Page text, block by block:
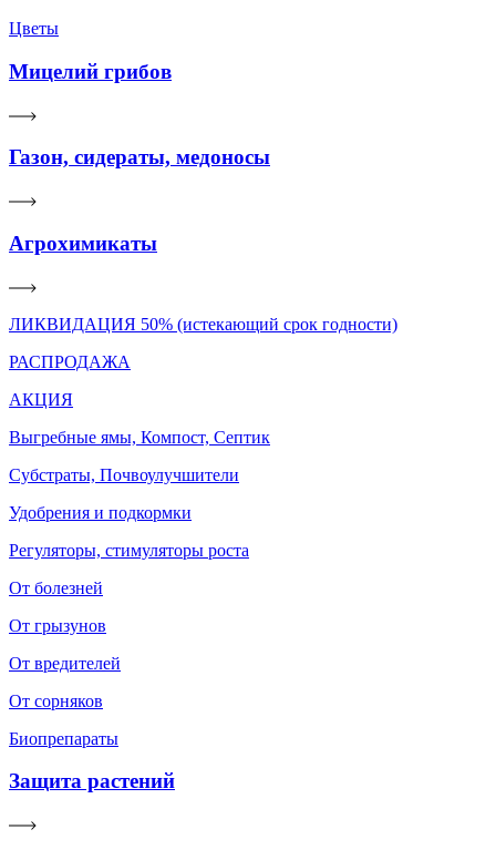
Цветы
Мицелий грибов
Газон, сидераты, медоносы
Агрохимикаты
ЛИКВИДАЦИЯ 50% (истекающий срок годности)
РАСПРОДАЖА
АКЦИЯ
Выгребные ямы, Компост, Септик
Субстраты, Почвоулучшители
Удобрения и подкормки
Регуляторы, стимуляторы роста
От болезней
От грызунов
От вредителей
От сорняков
Биопрепараты
Защита растений